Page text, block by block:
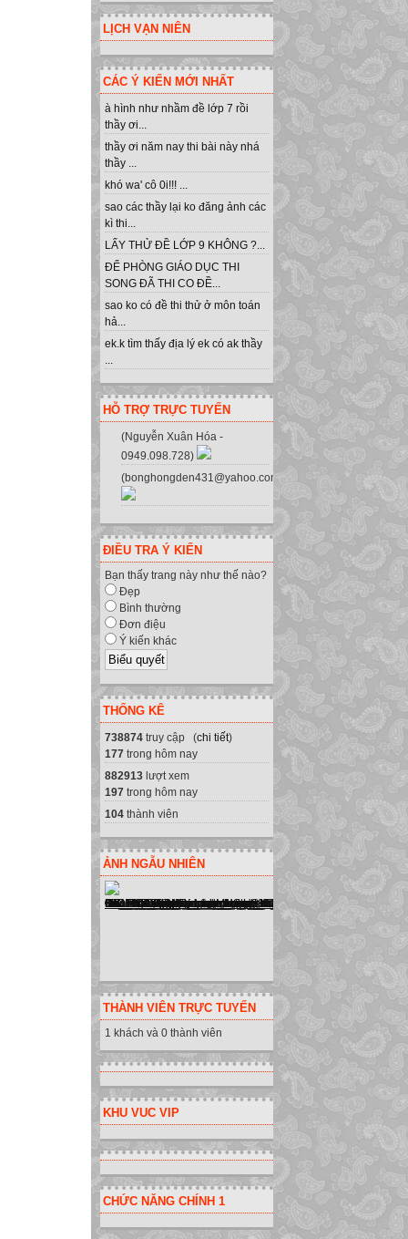
LỊCH VẠN NIÊN
CÁC Ý KIẾN MỚI NHẤT
à hình như nhầm đề lớp 7 rồi
thầy ơi...
thầy ơi năm nay thi bài này nhá
thầy ...
khó wa' cô 0i!!! ...
sao các thầy lại ko đăng ảnh các
kì thi...
LẤY THỬ ĐỀ LỚP 9 KHÔNG ?...
ĐỂ PHÒNG GIÁO DỤC THI
SONG ĐÃ THI CO ĐỀ...
sao ko có đề thi thử ở môn toán
hả...
ek.k tìm thấy địa lý ek có ak thầy
...
HỖ TRỢ TRỰC TUYẾN
(Nguyễn Xuân Hóa -
0949.098.728)
(bonghongden431@yahoo.com.vn)
ĐIỀU TRA Ý KIẾN
Bạn thấy trang này như thế nào?
Đẹp
Bình thường
Đơn điệu
Ý kiến khác
THỐNG KÊ
738874 truy cập (chi tiết)
177 trong hôm nay
882913 lượt xem
197 trong hôm nay
104 thành viên
ẢNH NGẪU NHIÊN
THÀNH VIÊN TRỰC TUYẾN
1 khách và 0 thành viên
KHU VUC VIP
CHỨC NĂNG CHÍNH 1